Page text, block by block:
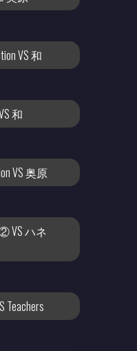
VS 和
和
VS 奥原
VS ハネ
Teachers